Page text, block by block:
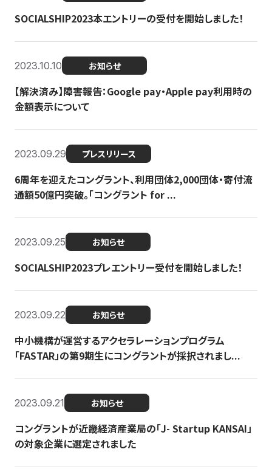
SOCIALSHIP2023本エントリーの受付を開始しました！
2023.10.10 お知らせ
【解決済み】障害報告：Google pay・Apple pay利用時の
金額表示について
2023.09.29 プレスリリース
6周年を迎えたコングラント、利用団体2,000団体・寄付流
通額50億円突破。「コングラント for ...
2023.09.25 お知らせ
SOCIALSHIP2023プレエントリー受付を開始しました！
2023.09.22 お知らせ
中小機構が運営するアクセラレーションプログラム
「FASTAR」の第9期生にコングラントが採択されまし...
2023.09.21 お知らせ
コングラントが近畿経済産業局の「J- Startup KANSAI」
の対象企業に選定されました